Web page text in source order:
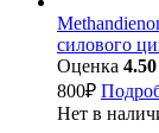
силового
Оценка 4.50
800₽
Нет в